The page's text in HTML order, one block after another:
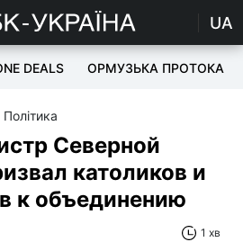
UA
DEALS ОРМУЗЬКА ПРОТОКА
Політика
Северной
католиков и
к объединению
1 хв